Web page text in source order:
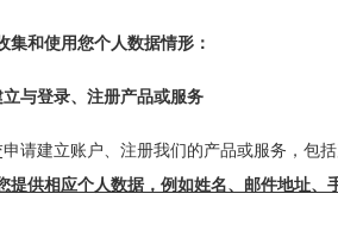
和使用您个人数据情形：
立与登录、注册产品或服务
请建立账户、注册我们的产品或服务，包
提供相应个人数据，例如姓名、邮件地址